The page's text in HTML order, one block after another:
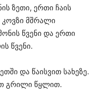
ზეთი, ერთი ჩაის
კოვზი მშრალი
წვენი და ერთი
წვენი.
და წაისვით სახეზე.
გრილი წყლით.